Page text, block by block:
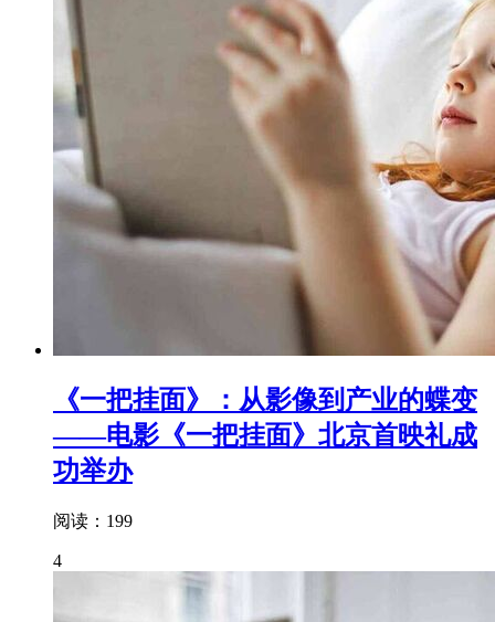
《一把挂面》：从影像到产业的蝶变
——电影《一把挂面》北京首映礼成
功举办
阅读：199
4